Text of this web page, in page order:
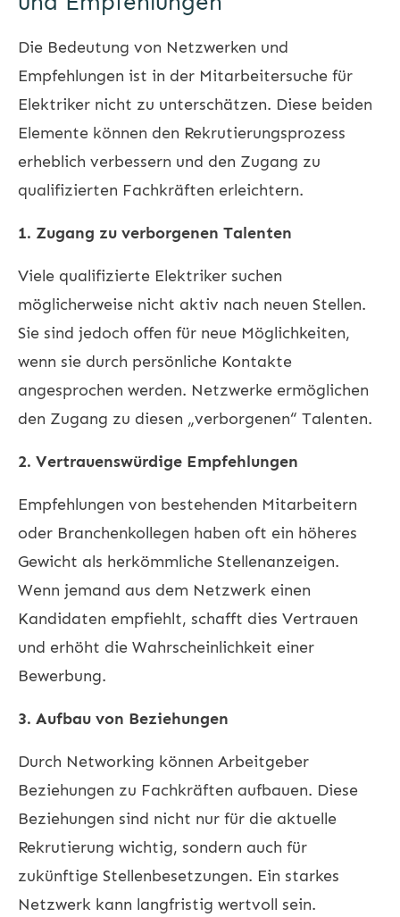
Die Bedeutung von Netzwerken und
Empfehlungen ist in der Mitarbeitersuche für
Elektriker nicht zu unterschätzen. Diese beiden
Elemente können den Rekrutierungsprozess
erheblich verbessern und den Zugang zu
qualifizierten Fachkräften erleichtern.
1. Zugang zu verborgenen Talenten
Viele qualifizierte Elektriker suchen
möglicherweise nicht aktiv nach neuen Stellen.
Sie sind jedoch offen für neue Möglichkeiten,
wenn sie durch persönliche Kontakte
angesprochen werden. Netzwerke ermöglichen
den Zugang zu diesen „verborgenen“ Talenten.
2. Vertrauenswürdige Empfehlungen
Empfehlungen von bestehenden Mitarbeitern
oder Branchenkollegen haben oft ein höheres
Gewicht als herkömmliche Stellenanzeigen.
Wenn jemand aus dem Netzwerk einen
Kandidaten empfiehlt, schafft dies Vertrauen
und erhöht die Wahrscheinlichkeit einer
Bewerbung.
3. Aufbau von Beziehungen
Durch Networking können Arbeitgeber
Beziehungen zu Fachkräften aufbauen. Diese
Beziehungen sind nicht nur für die aktuelle
Rekrutierung wichtig, sondern auch für
zukünftige Stellenbesetzungen. Ein starkes
Netzwerk kann langfristig wertvoll sein.